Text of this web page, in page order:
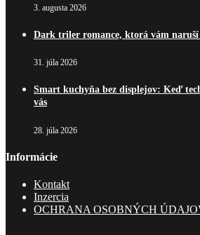
3. augusta 2026
Dark triler romance, ktorá vám
31. júla 2026
Smart kuchyňa bez displejov: Keď
vás
28. júla 2026
Informácie
Kontakt
Inzercia
OCHRANA OSOBNÝCH